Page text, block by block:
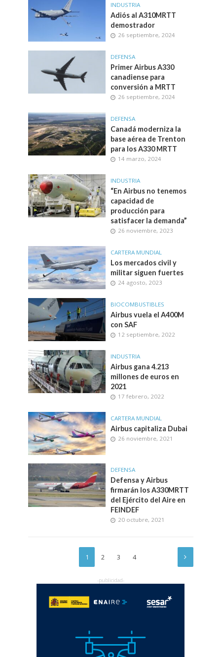
INDUSTRIA
Adiós al A310MRTT
demostrador
26 septiembre, 2024
DEFENSA
Primer Airbus A330
canadiense para
conversión a MRTT
26 septiembre, 2024
DEFENSA
Canadá moderniza la
base aérea de Trenton
para los A330 MRTT
14 marzo, 2024
INDUSTRIA
“En Airbus no tenemos
capacidad de
producción para
satisfacer la demanda”
26 noviembre, 2023
CARTERA MUNDIAL
Los mercados civil y
militar siguen fuertes
24 agosto, 2023
BIOCOMBUSTIBLES
Airbus vuela el A400M
con SAF
12 septiembre, 2022
INDUSTRIA
Airbus gana 4.213
millones de euros en
2021
17 febrero, 2022
CARTERA MUNDIAL
Airbus capitaliza Dubai
26 noviembre, 2021
DEFENSA
Defensa y Airbus
firmarán los A330MRTT
del Ejército del Aire en
FEINDEF
20 octubre, 2021
1 2 3 4